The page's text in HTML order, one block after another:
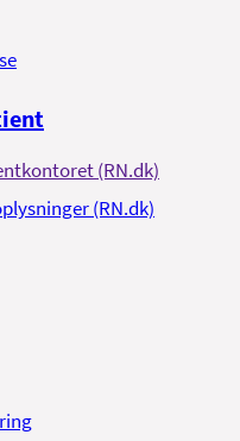
(RN.dk)
(RN.dk)